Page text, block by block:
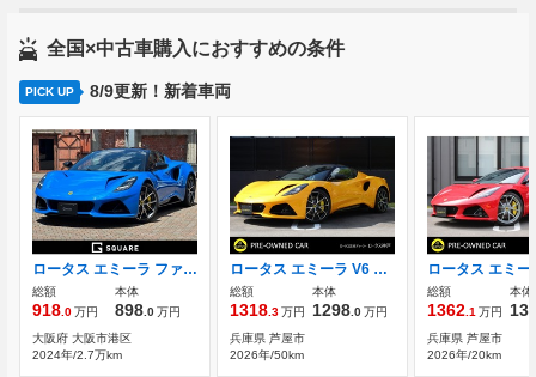
全国×中古車購入におすすめの条件
PICK UP 8/9更新！新着車両
ロータス エミーラ ファーストエディション メモリ付ハーフレザーシート/イエローステ
総額
918 .0万円
本体
898 .0万円
大阪府 大阪市港区
2024年/2.7万km
ロータス エミーラ V6 ファーストエディション 保証付/6MT/フルブラックP/スポーツサス＆
総額
1318 .3万円
本体
1298 .0万円
兵庫県 芦屋市
2026年/50km
総額
1362 .1 万円
本体
兵庫県 芦屋市
2026年/20km